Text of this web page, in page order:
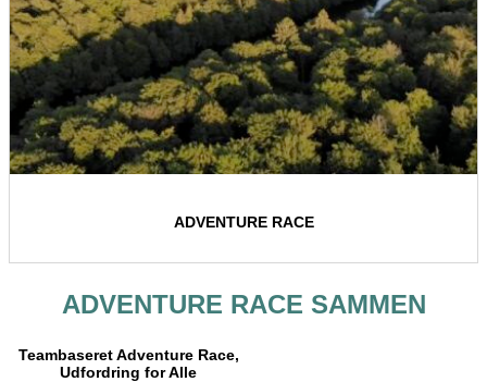
ADVENTURE RACE
ADVENTURE RACE SAMMEN
Teambaseret Adventure Race,
Udfordring for Alle